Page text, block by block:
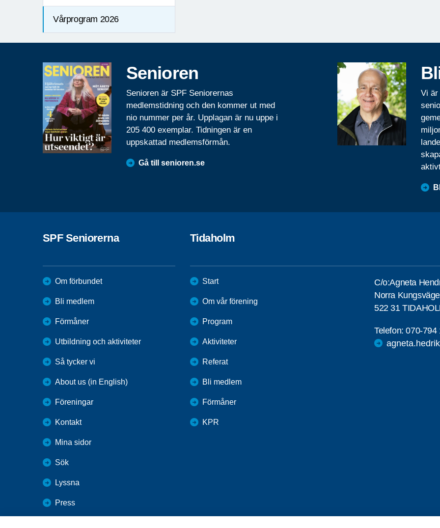
Vårprogram 2026
Senioren
Senioren är SPF Seniorernas
medlemstidning och den kommer ut med
nio nummer per år. Upplagan är nu uppe i
205 400 exemplar. Tidningen är en
uppskattad medlemsförmån.
Gå till senioren.se
Vi är
SPF Seniorerna
Om förbundet
Bli medlem
Förmåner
Utbildning och aktiviteter
Så tycker vi
About us (in English)
Föreningar
Kontakt
Mina sidor
Sök
Lyssna
Press
Tidaholm
Start
Om vår förening
Program
Aktiviteter
Referat
Bli medlem
Förmåner
KPR
C/o:Agneta
Norra
522 31
Telefon:070-794